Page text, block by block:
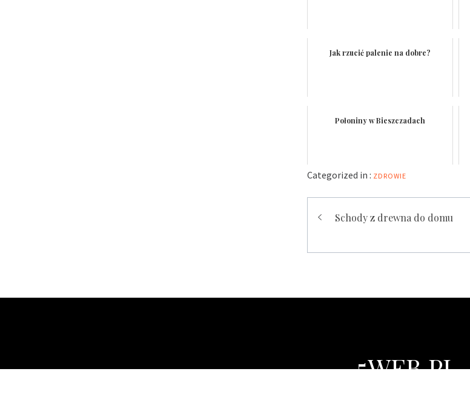
Jak rzucić palenie na dobre?
Połoniny w Bieszczadach
Categorized in : ZDROWIE
Nawigacja
Schody z drewna do domu
5WEB.PL